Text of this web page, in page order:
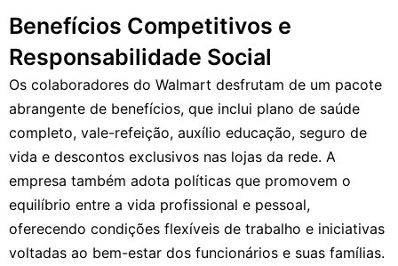
Benefícios Competitivos e
Responsabilidade Social
Os colaboradores do Walmart desfrutam de um pacote
abrangente de benefícios, que inclui plano de saúde
completo, vale-refeição, auxílio educação, seguro de
vida e descontos exclusivos nas lojas da rede. A
empresa também adota políticas que promovem o
equilíbrio entre a vida profissional e pessoal,
oferecendo condições flexíveis de trabalho e iniciativas
voltadas ao bem-estar dos funcionários e suas famílias.